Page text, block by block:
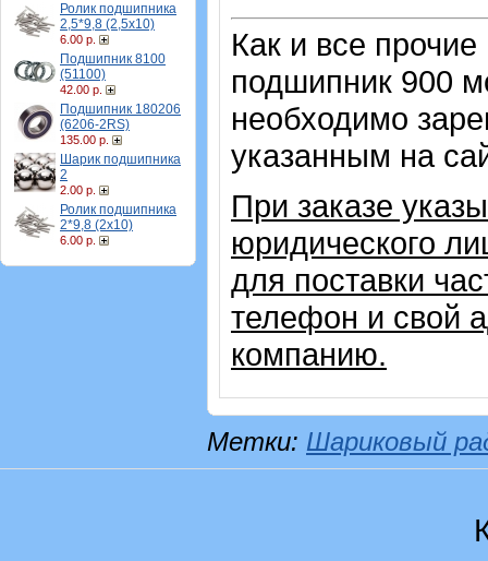
Ролик подшипника
2,5*9,8 (2,5х10)
6.00 р.
Подшипник 8100
(51100)
42.00 р.
Подшипник 180206
(6206-2RS)
135.00 р.
Шарик подшипника
2
2.00 р.
Ролик подшипника
2*9,8 (2х10)
6.00 р.
Как и все
подшипник 900
необходимо
указанным на
При заказе
юридического
для поставки
телефон и свой
компанию.
Метки: Шариковый